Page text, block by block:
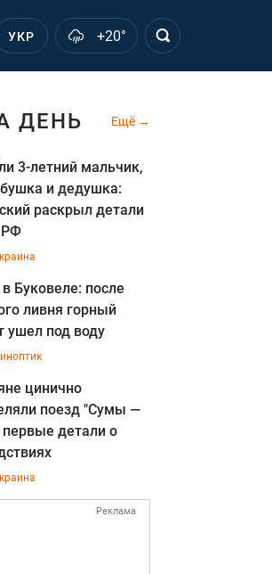
УКР +20°
ДЕНЬ Ещё
3-летний мальчик,
и дедушка:
раскрыл детали
РФ
Буковеле: после
ливня горный
ушел под воду
цинично
поезд "Сумы —
первые детали о
Реклама